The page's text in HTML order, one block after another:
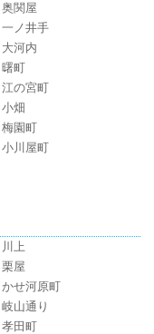
奥関屋
一ノ井手
大河内
曙町
江の宮町
小畑
梅園町
小川屋町
川上
栗屋
かせ河原町
岐山通り
孝田町